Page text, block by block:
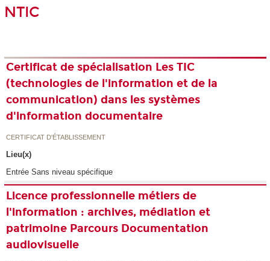
NTIC
Certificat de spécialisation Les TIC
(technologies de l'information et de la
communication) dans les systèmes
d'information documentaire
CERTIFICAT D'ÉTABLISSEMENT
Lieu(x)
Entrée Sans niveau spécifique
Licence professionnelle métiers de
l'information : archives, médiation et
patrimoine Parcours Documentation
audiovisuelle